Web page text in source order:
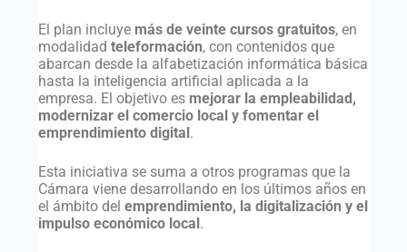
El plan incluye más de veinte cursos gratuitos, en
modalidad teleformación, con contenidos que
abarcan desde la alfabetización informática básica
hasta la inteligencia artificial aplicada a la
empresa. El objetivo es mejorar la empleabilidad,
modernizar el comercio local y fomentar el
emprendimiento digital.
Esta iniciativa se suma a otros programas que la
Cámara viene desarrollando en los últimos años en
el ámbito del emprendimiento, la digitalización y el
impulso económico local.